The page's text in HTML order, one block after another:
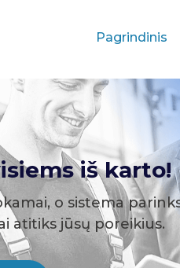
Pagrindinis
iš karto!
o sistema
atitiks jūsų poreikius.